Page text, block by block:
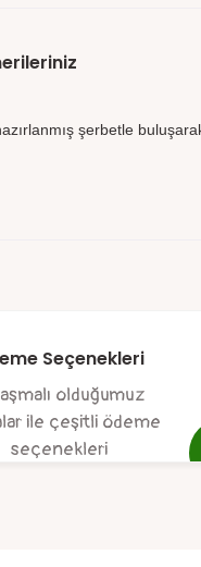
şerbetle
Seçenekleri
olduğumuz
ile çeşitli ödeme
seçenekleri